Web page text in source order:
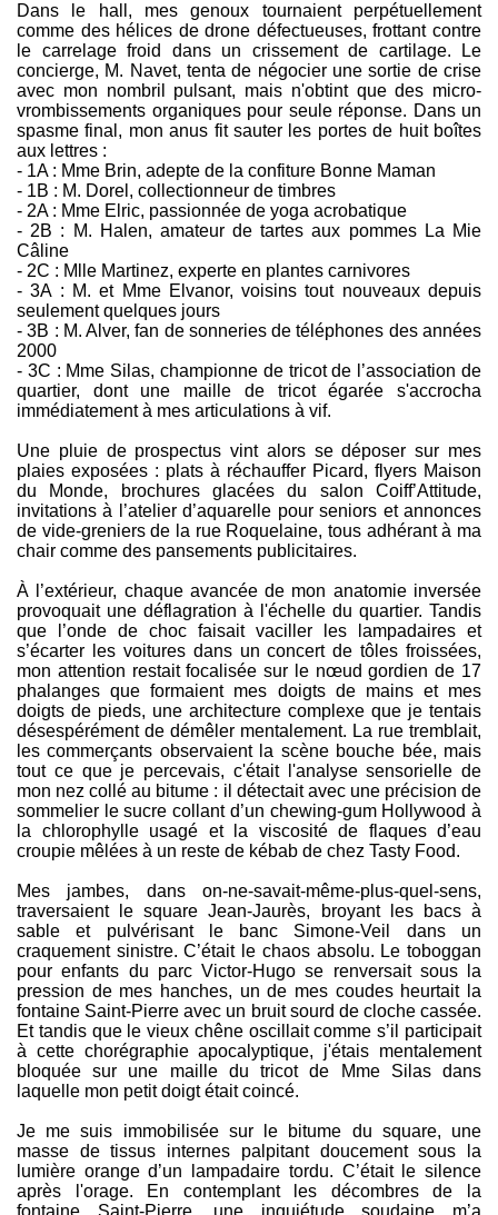
Dans le hall, mes genoux tournaient perpétuellement
comme des hélices de drone défectueuses, frottant contre
le carrelage froid dans un crissement de cartilage. Le
concierge, M. Navet, tenta de négocier une sortie de crise
avec mon nombril pulsant, mais n'obtint que des micro-
vrombissements organiques pour seule réponse. Dans un
spasme final, mon anus fit sauter les portes de huit boîtes
aux lettres :
- 1A : Mme Brin, adepte de la confiture Bonne Maman
- 1B : M. Dorel, collectionneur de timbres
- 2A : Mme Elric, passionnée de yoga acrobatique
- 2B : M. Halen, amateur de tartes aux pommes La Mie
Câline
- 2C : Mlle Martinez, experte en plantes carnivores
- 3A : M. et Mme Elvanor, voisins tout nouveaux depuis
seulement quelques jours
- 3B : M. Alver, fan de sonneries de téléphones des années
2000
- 3C : Mme Silas, championne de tricot de l’association de
quartier, dont une maille de tricot égarée s'accrocha
immédiatement à mes articulations à vif.
Une pluie de prospectus vint alors se déposer sur mes
plaies exposées : plats à réchauffer Picard, flyers Maison
du Monde, brochures glacées du salon Coiff’Attitude,
invitations à l’atelier d’aquarelle pour seniors et annonces
de vide-greniers de la rue Roquelaine, tous adhérant à ma
chair comme des pansements publicitaires.
À l’extérieur, chaque avancée de mon anatomie inversée
provoquait une déflagration à l'échelle du quartier. Tandis
que l’onde de choc faisait vaciller les lampadaires et
s’écarter les voitures dans un concert de tôles froissées,
mon attention restait focalisée sur le nœud gordien de 17
phalanges que formaient mes doigts de mains et mes
doigts de pieds, une architecture complexe que je tentais
désespérément de démêler mentalement. La rue tremblait,
les commerçants observaient la scène bouche bée, mais
tout ce que je percevais, c'était l'analyse sensorielle de
mon nez collé au bitume : il détectait avec une précision de
sommelier le sucre collant d’un chewing-gum Hollywood à
la chlorophylle usagé et la viscosité de flaques d’eau
croupie mêlées à un reste de kébab de chez Tasty Food.
Mes jambes, dans on-ne-savait-même-plus-quel-sens,
traversaient le square Jean-Jaurès, broyant les bacs à
sable et pulvérisant le banc Simone-Veil dans un
craquement sinistre. C’était le chaos absolu. Le toboggan
pour enfants du parc Victor-Hugo se renversait sous la
pression de mes hanches, un de mes coudes heurtait la
fontaine Saint-Pierre avec un bruit sourd de cloche cassée.
Et tandis que le vieux chêne oscillait comme s’il participait
à cette chorégraphie apocalyptique, j'étais mentalement
bloquée sur une maille du tricot de Mme Silas dans
laquelle mon petit doigt était coincé.
Je me suis immobilisée sur le bitume du square, une
masse de tissus internes palpitant doucement sous la
lumière orange d’un lampadaire tordu. C’était le silence
après l'orage. En contemplant les décombres de la